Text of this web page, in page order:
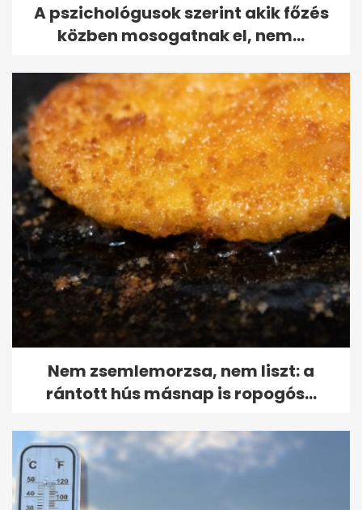
A pszichológusok szerint akik főzés
közben mosogatnak el, nem...
Nem zsemlemorzsa, nem liszt: a
rántott hús másnap is ropogós...